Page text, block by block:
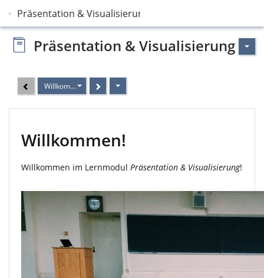
Präsentation & Visualisierung
Präsentation & Visualisierung
Willkommen!
Willkommen!
Willkommen im Lernmodul Präsentation & Visualisierung!